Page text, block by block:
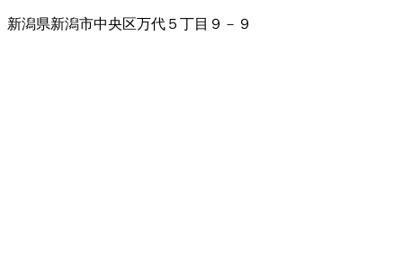
新潟県新潟市中央区万代５丁目９－９